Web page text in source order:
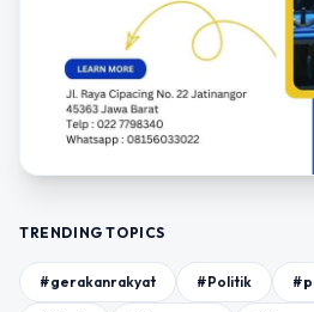
TRENDING TOPICS
#gerakanrakyat #Politik